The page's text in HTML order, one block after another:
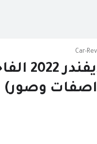
Car-
لاند روفر
وصور)